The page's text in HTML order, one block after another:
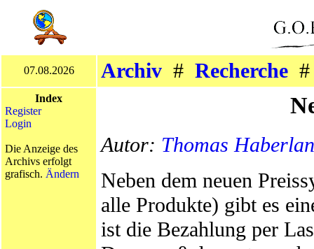
07.08.2026 Archiv # Recherche
Index
Register
Login
Die Anzeige des
Archivs erfolgt
grafisch. Ändern
Autor: Thomas
Neben dem neuen
alle Produkte) gibt es
ist die Bezahlung per